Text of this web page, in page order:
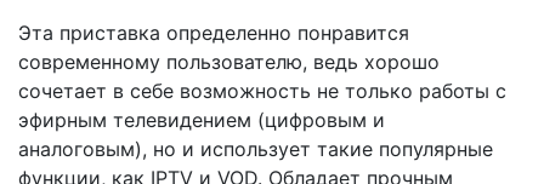
Эта приставка определенно понравится
современному пользователю, ведь хорошо
сочетает в себе возможность не только работы с
эфирным телевидением (цифровым и
аналоговым), но и использует такие популярные
функции, как IPTV и VOD. Обладает прочным